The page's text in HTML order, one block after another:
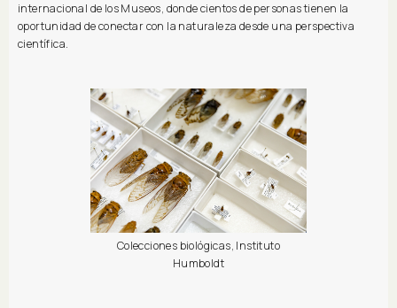
internacional de los Museos, donde cientos de personas tienen la
oportunidad de conectar con la naturaleza desde una perspectiva
científica.
Colecciones biológicas, Instituto
Humboldt